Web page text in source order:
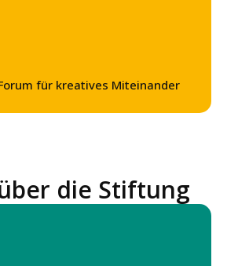
für kreatives Miteinander
die Stiftung